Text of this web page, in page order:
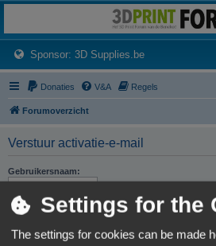
Het 3D print forum van de Benelux na de sluiting van
Sponsor: 3D Supplies.be(Opens a new
Donaties V&A Regels
Forumoverzicht
Verstuur activatie-e-mail
Gebruikersnaam:
E-mailadres:
Met dit e-mailadres wordt het e-mailadres bedoeld
mailadres nog nooit hebt gewijzigd, is dit het e-
registratie.
Settings for the
The settings for cookies can be made